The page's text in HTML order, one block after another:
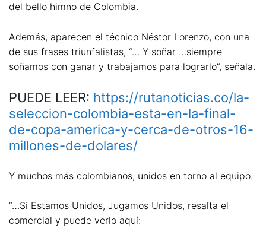
del bello himno de Colombia.
Además, aparecen el técnico Néstor Lorenzo, con una
de sus frases triunfalistas, “… Y soñar …siempre
soñamos con ganar y trabajamos para lograrlo”, señala.
PUEDE LEER: https://rutanoticias.co/la-
seleccion-colombia-esta-en-la-final-
de-copa-america-y-cerca-de-otros-16-
millones-de-dolares/
Y muchos más colombianos, unidos en torno al equipo.
“…Si Estamos Unidos, Jugamos Unidos, resalta el
comercial y puede verlo aquí: